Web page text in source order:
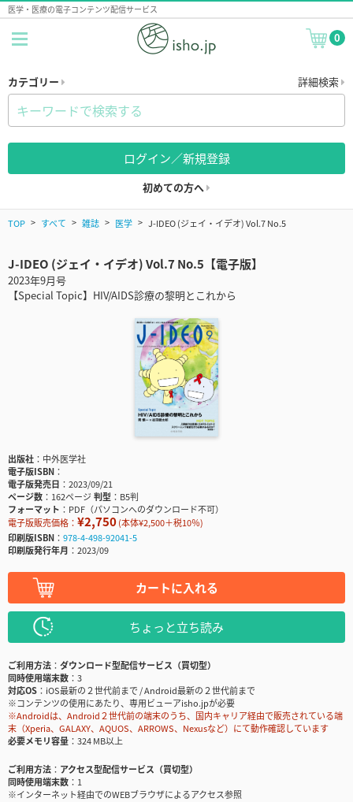
医学・医療の電子コンテンツ配信サービス
0
カテゴリー 詳細検索
ログイン／新規登録
初めての方へ
TOP すべて 雑誌 医学 J-IDEO (ジェイ・イデオ) Vol.7 No.5
J-IDEO (ジェイ・イデオ) Vol.7 No.5【電子版】
2023年9月号
【Special Topic】HIV/AIDS診療の黎明とこれから
出版社
中外医学社
電子版ISBN
電子版発売日
2023/09/21
ページ数
162ページ判型
B5判
フォーマット
PDF（パソコンへのダウンロード不可）
電子版販売価格： ¥2,750(本体¥2,500＋税10％)
印刷版ISBN
978-4-498-92041-5
印刷版発行年月
2023/09
カートに入れる
ちょっと立ち読み
ご利用方法
ダウンロード型配信サービス（買切型）
同時使用端末数
3
対応OS
iOS最新の２世代前まで / Android最新の２世代前まで
※コンテンツの使用にあたり、専用ビューアisho.jpが必要
※Androidは、Android２世代前の端末のうち、国内キャリア経由で販売されている端
末（Xperia、GALAXY、AQUOS、ARROWS、Nexusなど）にて動作確認しています
必要メモリ容量
324 MB以上
ご利用方法
アクセス型配信サービス（買切型）
同時使用端末数
1
※インターネット経由でのWEBブラウザによるアクセス参照